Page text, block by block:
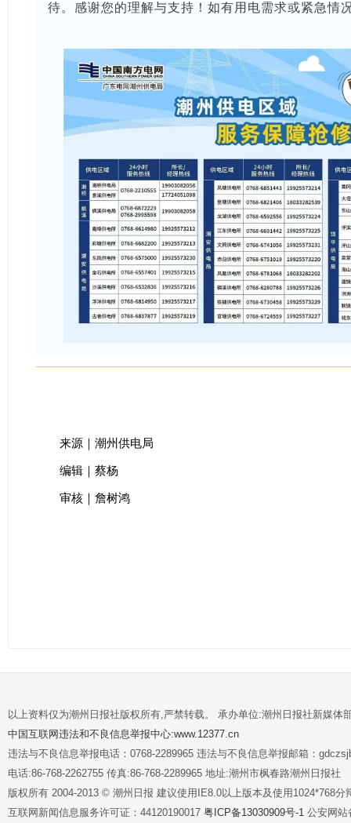
待。感谢您的理解与支持！如有用电需求或紧急情
来源｜潮州供电局
编辑｜蔡杨
审核｜詹树鸿
以上资料仅为潮州日报社版权所有,严禁转载。 承办单位:潮州日报社新媒体
中国互联网违法和不良信息举报中心:www.12377.cn
违法与不良信息举报电话：0768-2289965 违法与不良信息举报邮箱：
电话:86-768-2262755 传真:86-768-2289965 地址:潮州市枫春路潮州日报社
版权所有 2004-2013 © 潮州日报 建议使用IE8.0以上版本及使用1024*768分
互联网新闻信息服务许可证：44120190017 粤ICP备13030909号-1 公安网站